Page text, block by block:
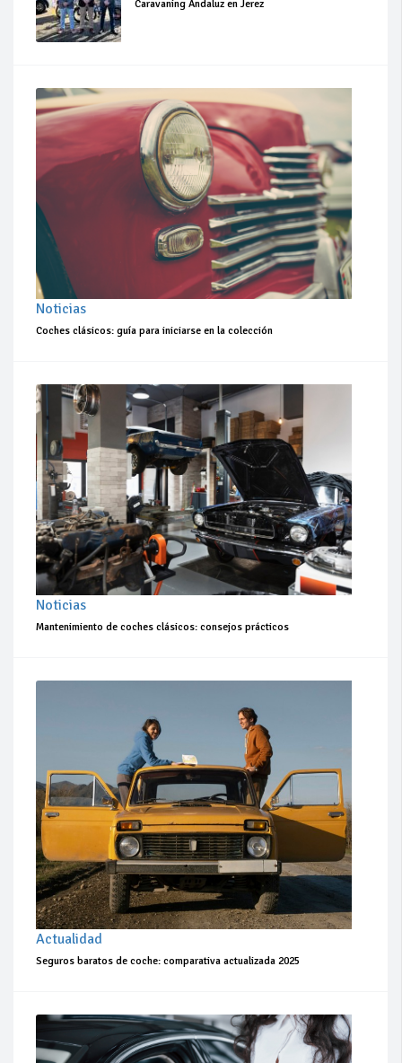
Caravaning Andaluz en Jerez
Noticias
Coches clásicos: guía para iniciarse en la colección
Noticias
Mantenimiento de coches clásicos: consejos prácticos
Actualidad
Seguros baratos de coche: comparativa actualizada 2025